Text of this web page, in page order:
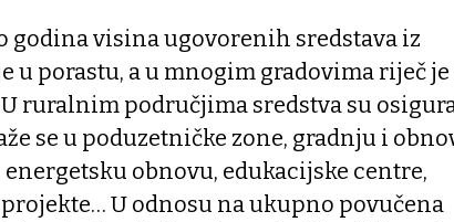
godina visina ugovorenih sredstava iz
u porastu, a u mnogim gradovima riječ je
ruralnim područjima sredstva su
se u poduzetničke zone, gradnju i
obnovu, edukacijske centre,
U odnosu na ukupno povučena